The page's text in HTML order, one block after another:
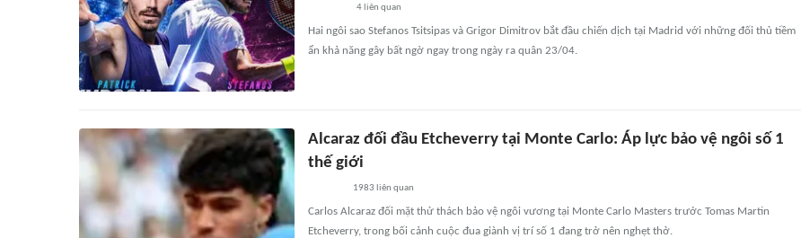
4 liên quan
Hai ngôi sao Stefanos Tsitsipas và Grigor Dimitrov bắt đầu chiến dịch tại Madrid với những đối thủ tiềm
ẩn khả năng gây bất ngờ ngay trong ngày ra quân 23/04.
Alcaraz đối đầu Etcheverry tại Monte Carlo: Áp lực bảo vệ ngôi số 1
thế giới
1983 liên quan
Carlos Alcaraz đối mặt thử thách bảo vệ ngôi vương tại Monte Carlo Masters trước Tomas Martin
Etcheverry, trong bối cảnh cuộc đua giành vị trí số 1 đang trở nên nghẹt thở.